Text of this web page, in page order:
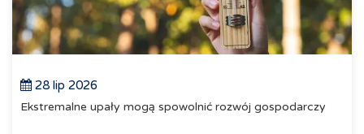
28 lip 2026
Ekstremalne upały mogą spowolnić rozwój gospodarczy